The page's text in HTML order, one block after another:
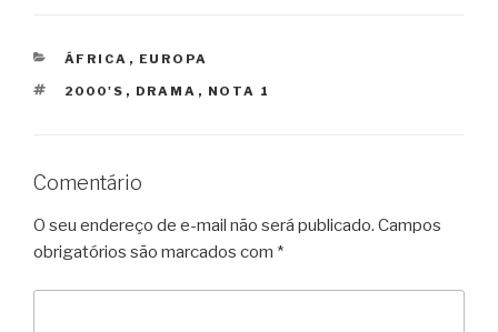
CATEGORIAS
ÁFRICA , EUROPA
TAGS
2000'S , DRAMA , NOTA 1
Comentário
O seu endereço de e-mail não será publicado. Campos
obrigatórios são marcados com *